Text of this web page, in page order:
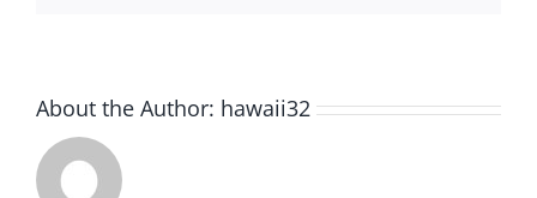
イ。
About the Author: hawaii32